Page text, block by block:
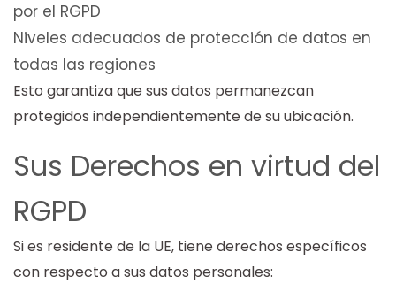
por el RGPD
Niveles adecuados de protección de datos en
todas las regiones
Esto garantiza que sus datos permanezcan
protegidos independientemente de su ubicación.
Sus Derechos en virtud del
RGPD
Si es residente de la UE, tiene derechos específicos
con respecto a sus datos personales: